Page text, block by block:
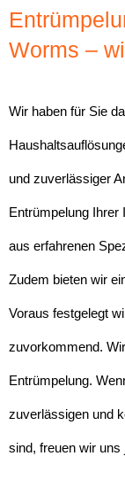
Worms –
Wir haben für Sie
und zuverlässiger
Entrümpelung Ihrer
aus erfahrenen
Zudem bieten wir
Voraus festgelegt
zuvorkommend.
Entrümpelung.
zuverlässigen und
sind, freuen wir uns